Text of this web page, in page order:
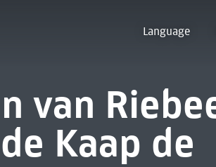
Language
van
Kaap de